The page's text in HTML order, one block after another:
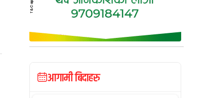
आगामी बिदाहरु